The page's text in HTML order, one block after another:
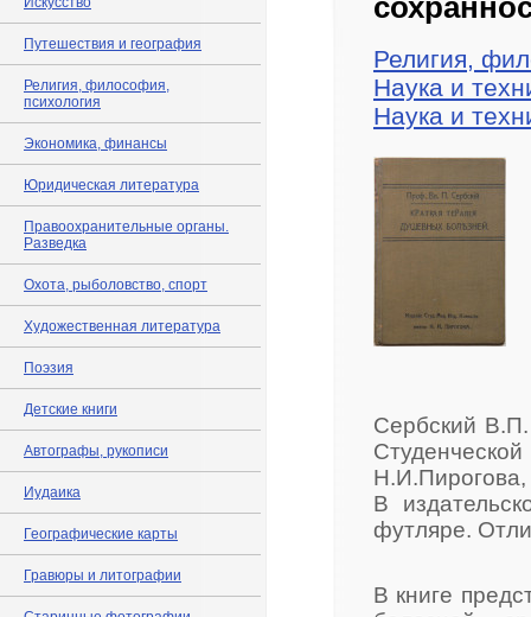
Путешествия и география
Религия, философия,
психология
Экономика, финансы
Юридическая литература
Правоохранительные органы.
Разведка
Охота, рыболовство, спорт
Художественная литература
Поэзия
Детские книги
Автографы, рукописи
Иудаика
Географические карты
Гравюры и литографии
Религия,
Наука и
Наука и
Сербский
В
футляре.
В книге